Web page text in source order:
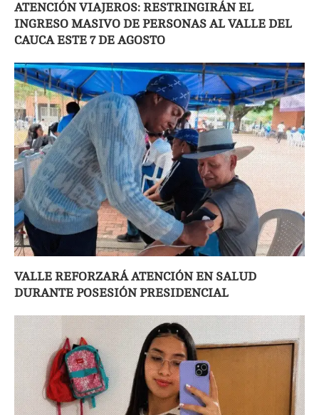
ATENCIÓN VIAJEROS: RESTRINGIRÁN EL
INGRESO MASIVO DE PERSONAS AL VALLE DEL
CAUCA ESTE 7 DE AGOSTO
VALLE REFORZARÁ ATENCIÓN EN SALUD
DURANTE POSESIÓN PRESIDENCIAL